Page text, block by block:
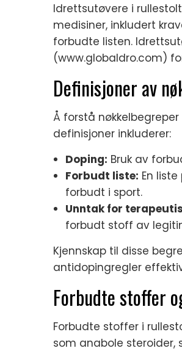
Idrettsutøvere i
medisiner, inkludert
forbudte listen.
(www.globaldro.com)
Definisjoner av
Å forstå
definisjoner inkluderer:
Doping: Bruk av
Forbudt liste: En
forbudt i sport.
Unntak for
forbudt stoff av
Kjennskap til disse
antidopingregler
Forbudte stoffer
Forbudte stoffer i
som anabole steroider,